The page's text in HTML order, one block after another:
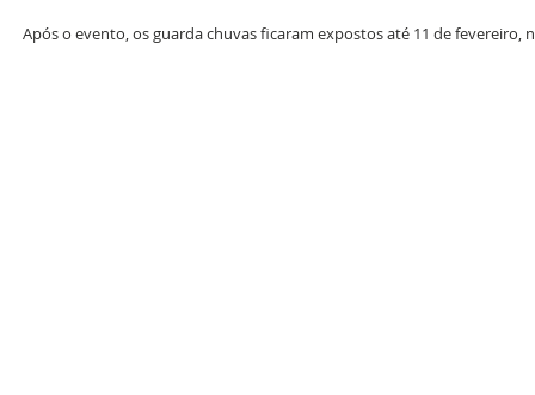
Após o evento, os guarda chuvas ficaram expostos até 11 de fevereiro,